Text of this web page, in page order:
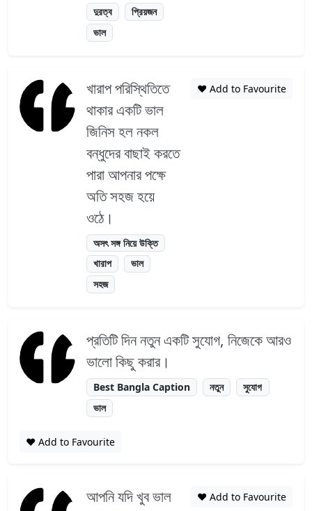
দুরত্ব
প্রিয়জন
ভাল
খারাপ পরিস্থিতিতে
থাকার একটি ভাল
জিনিস হল নকল
বন্ধুদের বাছাই করতে
পারা আপনার পক্ষে
অতি সহজ হয়ে
ওঠে।
অসৎ সঙ্গ নিয়ে উক্তি
খারাপ
ভাল
সহজ
❤️ Add to Favourite
প্রতিটি দিন নতুন একটি সুযোগ, নিজেকে আরও
ভালো কিছু করার।
Best Bangla Caption নতুন
সুযোগ
ভাল
❤️ Add to Favourite
আপনি যদি খুব ভাল
❤️ Add to Favourite